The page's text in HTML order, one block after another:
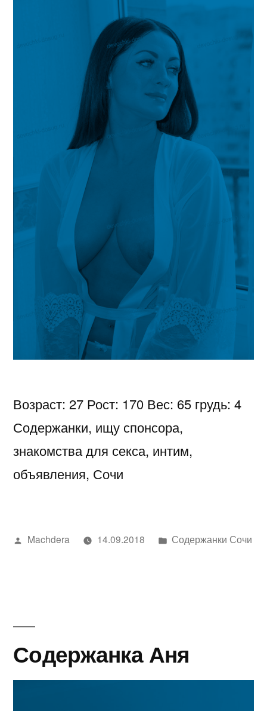
Возраст: 27 Рост: 170 Вес: 65 грудь: 4
Содержанки, ищу спонсора,
знакомства для секса, интим,
объявления, Сочи
Написано
Machdera 14.09.2018
Написано
Содержанки Сочи
Содержанка Аня